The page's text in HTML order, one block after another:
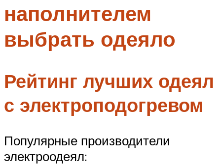
Меню
наполнителем
выбрать одеяло
Рейтинг лучших одеял
с электроподогревом
Популярные производители
электроодеял: